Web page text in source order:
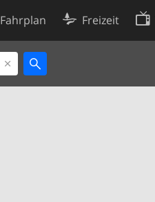
Fahrplan Freizeit
Cookie-Richtlinie
Cookie-Einstellungen